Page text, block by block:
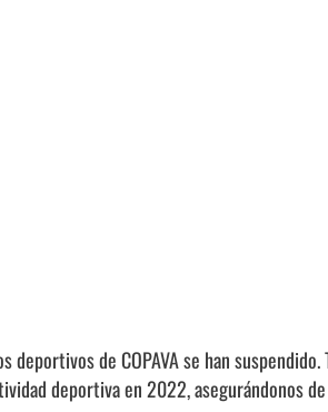
de COPAVA se han suspendido.
deportiva en 2022, asegurándonos